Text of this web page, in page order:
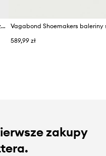
Vagabond Shoemakers baleriny skórzane HERMINE
589,99 zł
zakupy